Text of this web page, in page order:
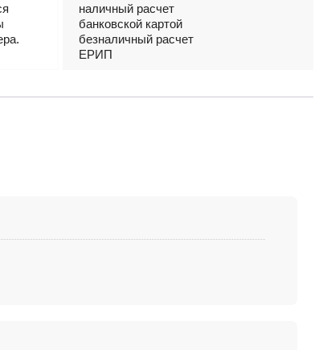
наличный расчет
банковской картой
безналичный расчет
ЕРИП